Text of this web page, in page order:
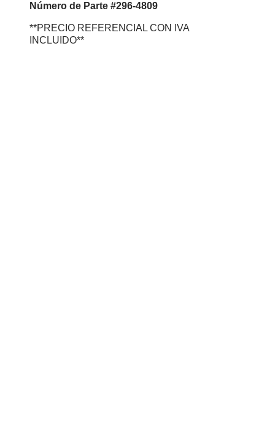
Número de Parte #296-4809
**PRECIO REFERENCIAL CON IVA
INCLUIDO**